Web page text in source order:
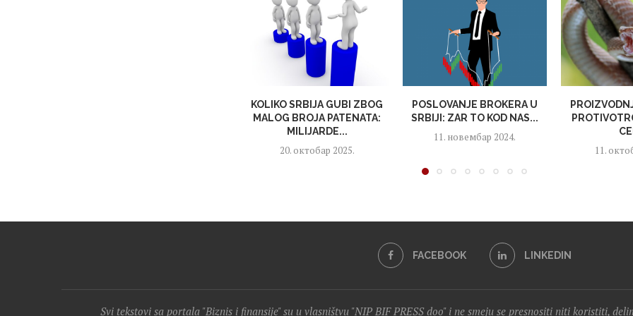
KOLIKO SRBIJA GUBI ZBOG
MALOG BROJA PATENATA:
MILIJARDE...
20. октобар 2025.
POSLOVANJE BROKERA U
SRBIJI: ZAR TO KOD NAS...
11. новембар 2024.
11.
FACEBOOK LINKEDIN
Svi tekstovi sa portala "Biznis i finansije" su u vlasništvu "NIP BIF PRESS doo" i ne smeju se presnositi niti koristiti,